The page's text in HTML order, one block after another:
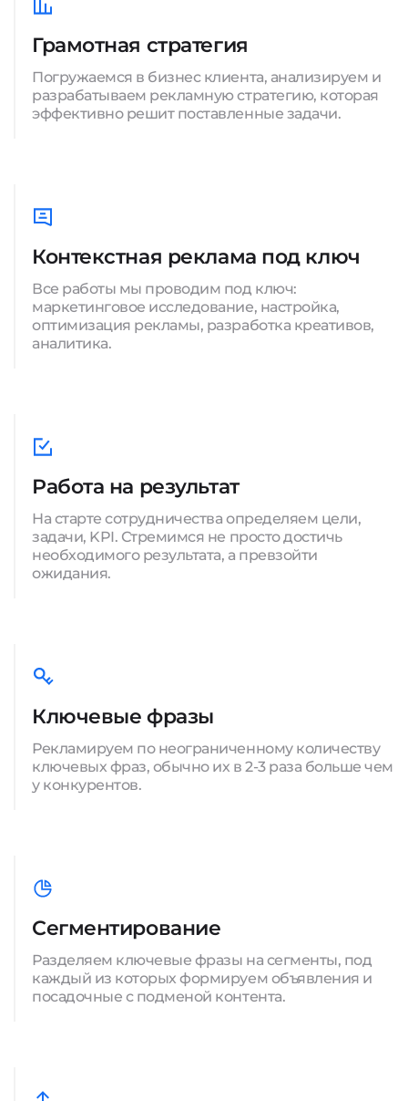
Грамотная стратегия
Погружаемся в бизнес клиента, анализируем и
разрабатываем рекламную стратегию, которая
эффективно решит поставленные задачи.
Контекстная реклама под ключ
Все работы мы проводим под ключ:
маркетинговое исследование, настройка,
оптимизация рекламы, разработка креативов,
аналитика.
Работа на результат
На старте сотрудничества определяем цели,
задачи, KPI. Стремимся не просто достичь
необходимого результата, а превзойти
ожидания.
Ключевые фразы
Рекламируем по неограниченному количеству
ключевых фраз, обычно их в 2-3 раза больше чем
у конкурентов.
Сегментирование
Разделяем ключевые фразы на сегменты, под
каждый из которых формируем объявления и
посадочные с подменой контента.